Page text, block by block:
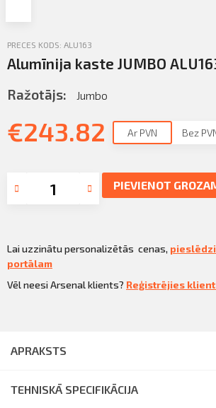
PRECES KODS: ALU163
Alumīnija kaste JUMBO
Ražotājs: Jumbo
€243.82 Ar PVN Bez
PIEVIENOT
Lai uzzinātu personalizētās cenas,
portālam
Vēl neesi Arsenal klients? Reģistrējies
APRAKSTS
TEHNISKĀ SPECIFIKĀCIJA